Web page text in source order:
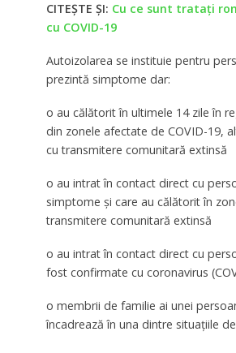
CITEȘTE ȘI: Cu ce sunt tratați
cu COVID-19
Autoizolarea se instituie pentru
prezintă simptome dar:
o au călătorit în ultimele 14 zile în
din zonele afectate de COVID-19,
cu transmitere comunitară extinsă
o au intrat în contact direct cu
simptome şi care au călătorit în
transmitere comunitară extinsă
o au intrat în contact direct cu
fost confirmate cu coronavirus
o membrii de familie ai unei
încadrează în una dintre situaţiile